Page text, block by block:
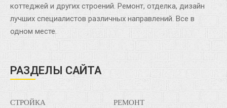
коттеджей и других строений. Ремонт, отделка, дизайн
лучших специалистов различных направлений. Все в
одном месте.
РАЗДЕЛЫ САЙТА
СТРОЙКА РЕМОНТ